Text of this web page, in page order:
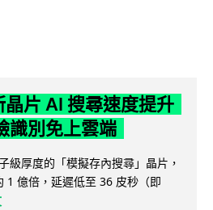
片 AI 搜尋速度提升
識別免上雲端
級厚度的「模擬存內搜尋」晶片，
1 億倍，延遲低至 36 皮秒（即